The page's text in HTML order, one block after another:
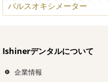
パルスオキシメーター
Ishinerデンタルについて
企業情報